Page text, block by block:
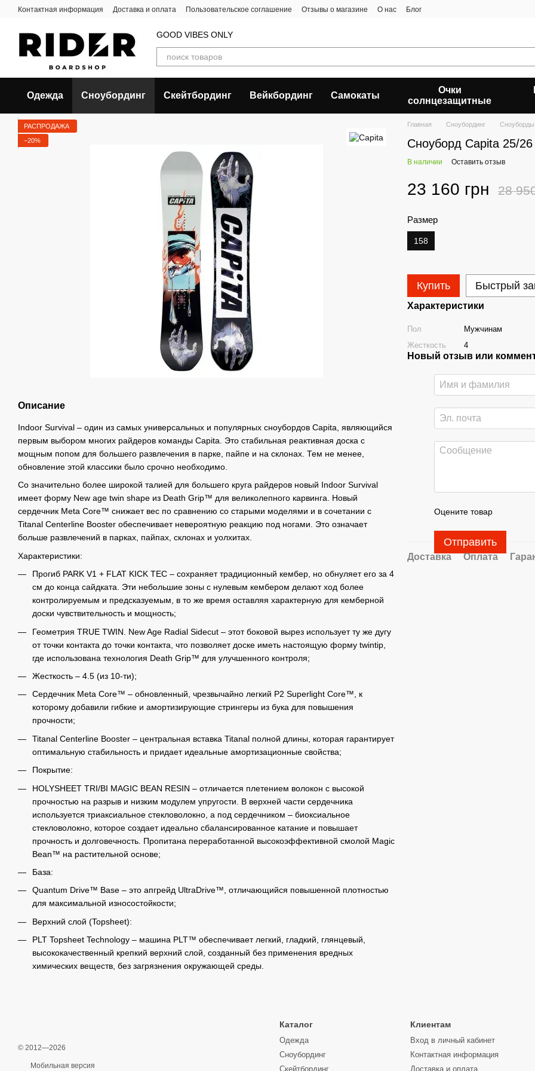
Перейти к основному контенту
Контактная информация Доставка и оплата Пользовательское соглашение Отзывы о магазине О нас Блог
GOOD VIBES ONLY
Одежда Сноубординг Скейтбординг Вейкбординг Самокаты
Очки
солнцезащитные
РАСПРОДАЖА
−20%
Описание
Indoor Survival – один из самых универсальных и популярных сноубордов Capita, являющийся
первым выбором многих райдеров команды Capita. Это стабильная реактивная доска с
мощным попом для большего развлечения в парке, пайпе и на склонах. Тем не менее,
обновление этой классики было срочно необходимо.
Со значительно более широкой талией для большего круга райдеров новый Indoor Survival
имеет форму New age twin shape из Death Grip™ для великолепного карвинга. Новый
сердечник Meta Core™ снижает вес по сравнению со старыми моделями и в сочетании с
Titanal Centerline Booster обеспечивает невероятную реакцию под ногами. Это означает
больше развлечений в парках, пайпах, склонах и уолхитах.
Характеристики:
Прогиб PARK V1 + FLAT KICK TEC – сохраняет традиционный кембер, но обнуляет его за 4
см до конца сайдката. Эти небольшие зоны с нулевым кембером делают ход более
контролируемым и предсказуемым, в то же время оставляя характерную для кемберной
доски чувствительность и мощность;
Геометрия TRUE TWIN. New Age Radial Sidecut – этот боковой вырез использует ту же дугу
от точки контакта до точки контакта, что позволяет доске иметь настоящую форму twintip,
где использована технология Death Grip™ для улучшенного контроля;
Жесткость – 4.5 (из 10-ти);
Сердечник Meta Core™ – обновленный, чрезвычайно легкий P2 Superlight Core™, к
которому добавили гибкие и амортизирующие стрингеры из бука для повышения
прочности;
Titanal Centerline Booster – центральная вставка Titanal полной длины, которая гарантирует
оптимальную стабильность и придает идеальные амортизационные свойства;
Покрытие:
HOLYSHEET TRI/BI MAGIC BEAN RESIN – отличается плетением волокон с высокой
прочностью на разрыв и низким модулем упругости. В верхней части сердечника
используется триаксиальное стекловолокно, а под сердечником – биоксиальное
стекловолокно, которое создает идеально сбалансированное катание и повышает
прочность и долговечность. Пропитана переработанной высокоэффективной смолой Magic
Bean™ на растительной основе;
База:
Quantum Drive™ Base – это апгрейд UltraDrive™, отличающийся повышенной плотностью
для максимальной износостойкости;
Верхний слой (Topsheet):
PLT Topsheet Technology – машина PLT™ обеспечивает легкий, гладкий, глянцевый,
высококачественный крепкий верхний слой, созданный без применения вредных
химических веществ, без загрязнения окружающей среды.
Главная Сноубординг Сноуборды
Сноуборд Capita 25/
В наличии Оставить отзыв
23 160 грн 28
Размер
158
Купить Быстрый
Характеристики
Пол
Мужчинам
Жесткость
4
Новый отзыв или
Оцените товар
Отправить
Доставка Оплата
© 2012—2026
Мобильная версия
Каталог
Одежда
Сноубординг
Скейтбординг
Клиентам
Вход в личный кабинет
Контактная информация
Доставка и оплата